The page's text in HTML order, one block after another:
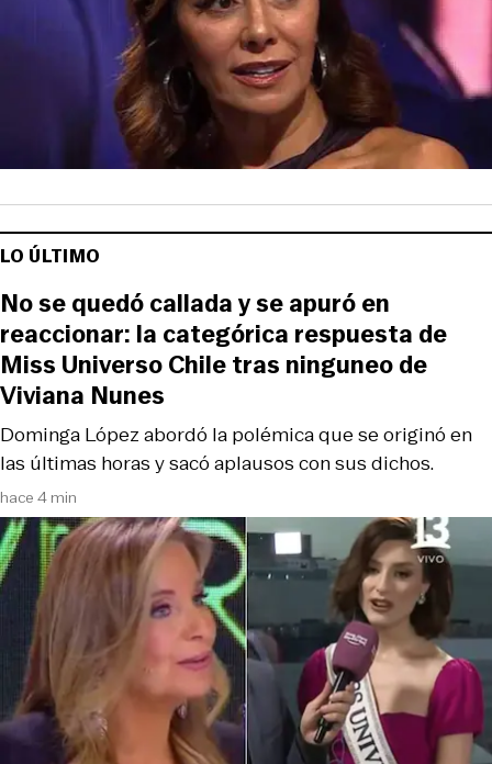
LO ÚLTIMO
hace 4 min
Dominga López abordó la polémica que se originó en
las últimas horas y sacó aplausos con sus dichos.
No se quedó callada y se apuró en
reaccionar: la categórica respuesta de
Miss Universo Chile tras ninguneo de
Viviana Nunes